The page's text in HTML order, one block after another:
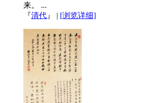
来。 ...
『清代 』 | [浏览详细]